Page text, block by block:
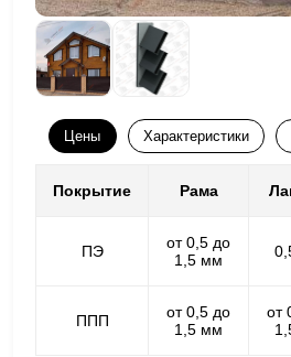
Цены Характеристики
Покрытие Рама
ПЭ
от 0,5 до
1,5 мм
ППП
от 0,5 до
1,5 мм
от